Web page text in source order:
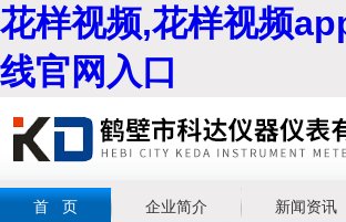
花样视频,花样视频
线官网入口
首 页 企业简介 新闻资讯